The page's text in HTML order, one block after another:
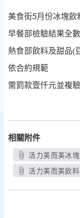
美食街5月份冰塊飲
早餐部檢驗結果全
熱食部飲料及甜品(
依合約規範
需罰款壹仟元並複
相關附件
活力美而美冰
活力美而美飲